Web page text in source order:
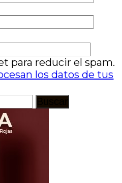
para reducir el spam.
los datos de tus